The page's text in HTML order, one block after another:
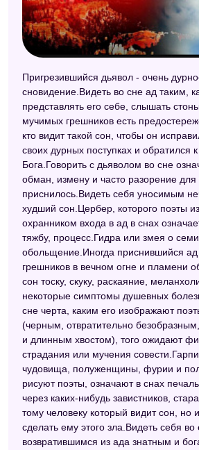
Пригрезившийся дьявол - очень
сновидение.Видеть во сне ад таким,
представлять его себе, слышать
мучимых грешников есть
кто видит такой сон, чтобы он
своих дурных поступках и обратился
Бога.Говорить с дьяволом во сне
обман, измену и часто разорение для
приснилось.Видеть себя уносимым
худший сон.Цербер, которого поэты
охранником входа в ад в снах
тяжбу, процесс.Гидра или змея о
обольщение.Иногда приснившийся
грешников в вечном огне и пламени
сон тоску, скуку, раскаяние,
некоторые симптомы душевных
сне черта, каким его изображают
(черным, отвратительно
и длинным хвостом), того ожидают
страдания или мучения
чудовища, полуженщины, фурии и
рисуют поэты, означают в снах
через каких-нибудь завистников,
тому человеку который видит сон, но
сделать ему этого зла.Видеть себя во
возвратившимся из ада знатным и